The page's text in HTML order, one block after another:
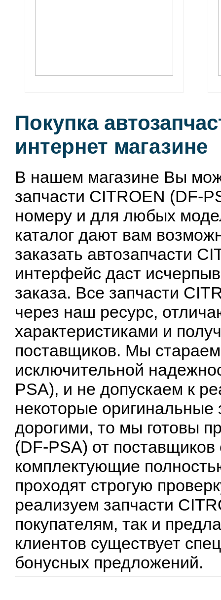
Покупка
интернет магазине
В нашем магазине Вы
запчасти CITROEN (DF-
номеру и для любых
каталог дают вам
заказать автозапчасти
интерфейс даст
заказа. Все запчасти
через наш ресурс,
характеристиками и
поставщиков. Мы
исключительной
PSA), и не допускаем к
некоторые
дорогими, то мы готовы
(DF-PSA) от
комплектующие
проходят строгую
реализуем запчасти
покупателям, так и
клиентов существует
бонусных предложений.